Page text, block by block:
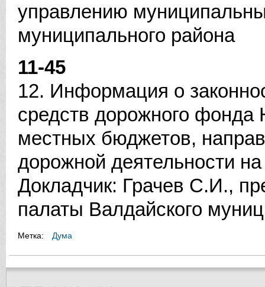
управлению
муниципального района
11-45
12. Информация о
средств дорожного фонда
местных бюджетов,
дорожной деятельности
Докладчик: Грачев С.И.,
палаты Валдайского
Метка: Дума